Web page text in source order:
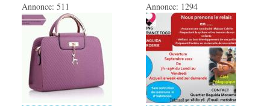
Véhicules Utilitaires
Equipement auto
Equipement moto
PRODUITS TOGOLAIS
Produits alimentaires
Annonce: 511 Annonce: 1294